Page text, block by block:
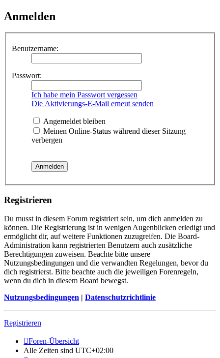
Anmelden
Benutzername:
Passwort:
Ich habe mein Passwort vergessen
Die Aktivierungs-E-Mail erneut senden
Angemeldet bleiben
Meinen Online-Status während dieser Sitzung
verbergen
Registrieren
Du musst in diesem Forum registriert sein, um dich anmelden zu
können. Die Registrierung ist in wenigen Augenblicken erledigt und
ermöglicht dir, auf weitere Funktionen zuzugreifen. Die Board-
Administration kann registrierten Benutzern auch zusätzliche
Berechtigungen zuweisen. Beachte bitte unsere
Nutzungsbedingungen und die verwandten Regelungen, bevor du
dich registrierst. Bitte beachte auch die jeweiligen Forenregeln,
wenn du dich in diesem Board bewegst.
Nutzungsbedingungen | Datenschutzrichtlinie
Registrieren
Foren-Übersicht
Alle Zeiten sind UTC+02:00